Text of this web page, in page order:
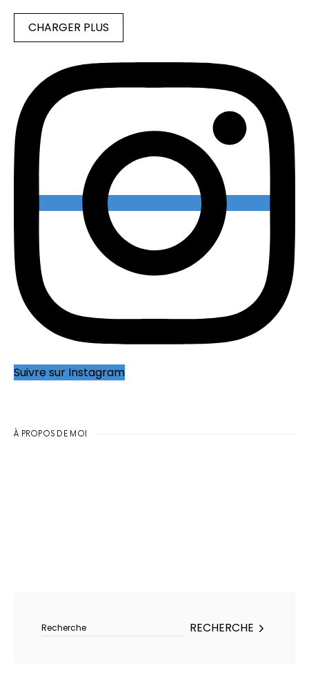
CHARGER PLUS
Suivre sur Instagram
À PROPOS DE MOI
RECHERCHE